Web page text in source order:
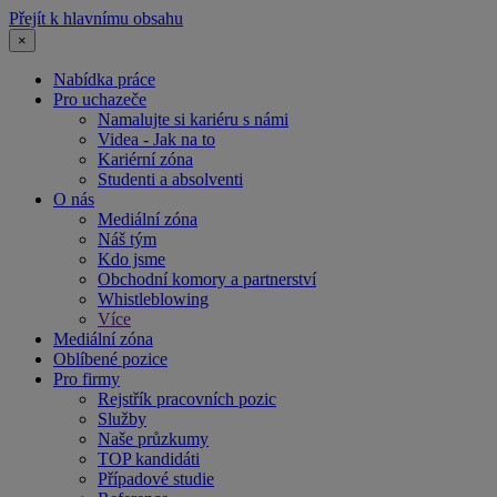
Přejít k hlavnímu obsahu
×
Nabídka práce
Pro uchazeče
Namalujte si kariéru s námi
Videa - Jak na to
Kariérní zóna
Studenti a absolventi
O nás
Mediální zóna
Náš tým
Kdo jsme
Obchodní komory a partnerství
Whistleblowing
Více
Mediální zóna
Oblíbené pozice
Pro firmy
Rejstřík pracovních pozic
Služby
Naše průzkumy
TOP kandidáti
Případové studie